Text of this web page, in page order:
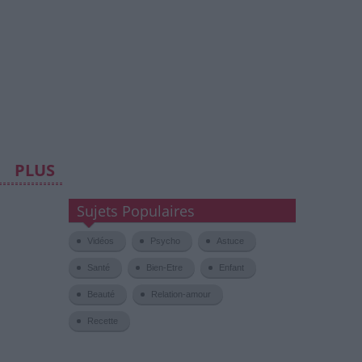
PLUS
Sujets Populaires
Vidéos Psycho Astuce
Santé Bien-Etre Enfant
Beauté Relation-amour
Recette